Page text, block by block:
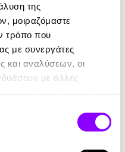
της
μοιραζόμαστε
τρόπο που
με συνεργάτες
και αναλύσεων, οι
με άλλες